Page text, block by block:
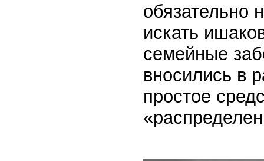
обязательно
искать
семейные
вносились в
простое